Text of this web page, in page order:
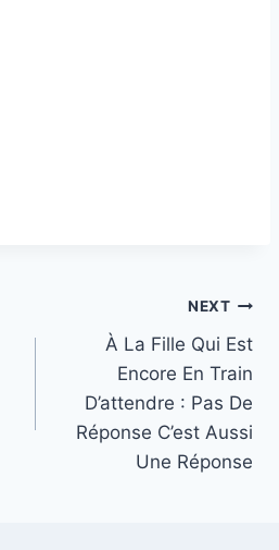
NEXT
À La Fille Qui Est
Encore En Train
D’attendre : Pas De
Réponse C’est Aussi
Une Réponse